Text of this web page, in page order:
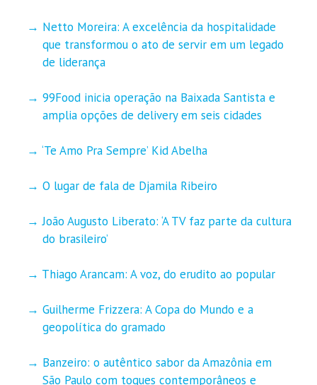
Netto Moreira: A excelência da hospitalidade
que transformou o ato de servir em um legado
de liderança
99Food inicia operação na Baixada Santista e
amplia opções de delivery em seis cidades
‘Te Amo Pra Sempre’ Kid Abelha
O lugar de fala de Djamila Ribeiro
João Augusto Liberato: ‘A TV faz parte da cultura
do brasileiro’
Thiago Arancam: A voz, do erudito ao popular
Guilherme Frizzera: A Copa do Mundo e a
geopolítica do gramado
Banzeiro: o autêntico sabor da Amazônia em
São Paulo com toques contemporâneos e